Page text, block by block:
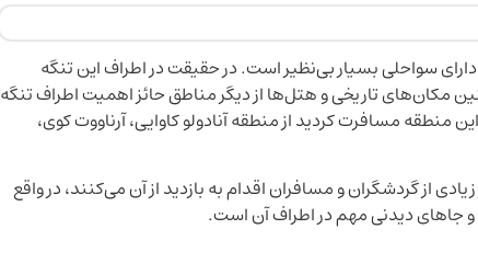
سواحلی بسیار بی‌نظیر است. در حقیقت در اطراف این تنگه
مکان‌های تاریخی و هتل‌ها از دیگر مناطق حائز اهمیت اطراف تنگه
مسافرت کردید از منطقه آنادولو کاوایی، آرناووت کوی،
از گردشگران و مسافران اقدام به بازدید از آن می‌کنند، در واقع
جا‌های دیدنی مهم در اطراف آن است.